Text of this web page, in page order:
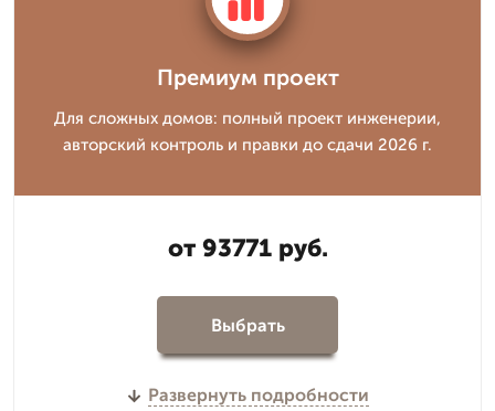
Премиум проект
Для сложных домов: полный проект инженерии,
авторский контроль и правки до сдачи 2026 г.
от 93771 руб.
Выбрать
Развернуть подробности